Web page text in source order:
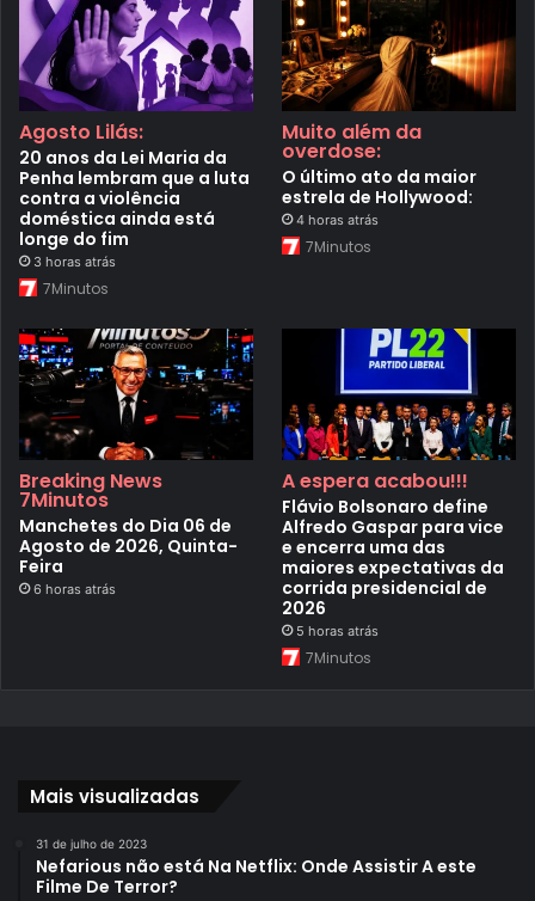
Agosto Lilás:
20 anos da Lei Maria da
Penha lembram que a luta
contra a violência
doméstica ainda está
longe do fim
3 horas atrás
7Minutos
Muito além da
overdose:
O último ato da maior
estrela de Hollywood:
4 horas atrás
7Minutos
Breaking News
7Minutos
Manchetes do Dia 06 de
Agosto de 2026, Quinta-
Feira
6 horas atrás
A espera acabou!!!
Flávio Bolsonaro define
Alfredo Gaspar para vice
e encerra uma das
maiores expectativas da
corrida presidencial de
2026
5 horas atrás
7Minutos
Mais visualizadas
31 de julho de 2023
Nefarious não está Na Netflix: Onde Assistir A este
Filme De Terror?